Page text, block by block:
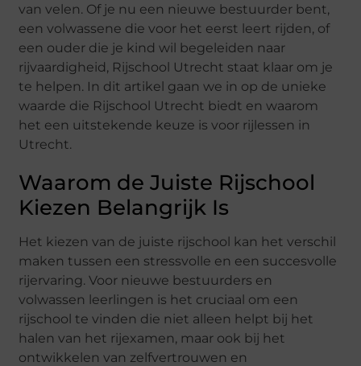
van velen. Of je nu een nieuwe bestuurder bent,
een volwassene die voor het eerst leert rijden, of
een ouder die je kind wil begeleiden naar
rijvaardigheid, Rijschool Utrecht staat klaar om je
te helpen. In dit artikel gaan we in op de unieke
waarde die Rijschool Utrecht biedt en waarom
het een uitstekende keuze is voor rijlessen in
Utrecht.
Waarom de Juiste Rijschool
Kiezen Belangrijk Is
Het kiezen van de juiste rijschool kan het verschil
maken tussen een stressvolle en een succesvolle
rijervaring. Voor nieuwe bestuurders en
volwassen leerlingen is het cruciaal om een
rijschool te vinden die niet alleen helpt bij het
halen van het rijexamen, maar ook bij het
ontwikkelen van zelfvertrouwen en